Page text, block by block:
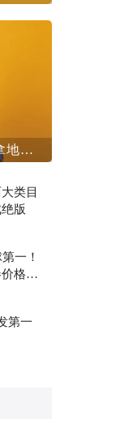
地建
类目
版
一！
格卷
第一